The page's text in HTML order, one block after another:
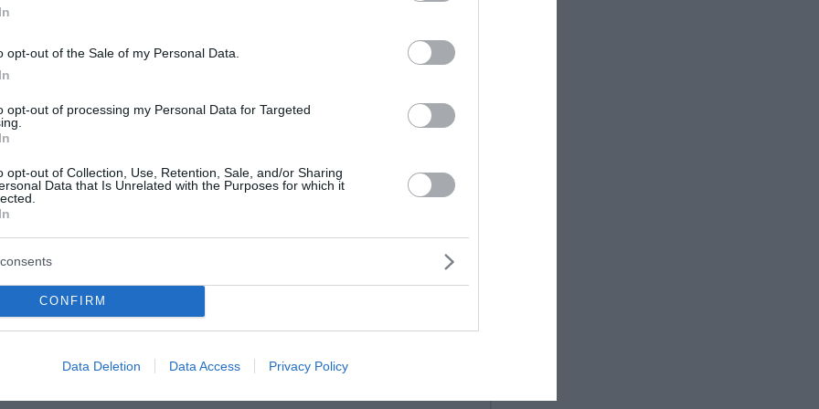
opt-out of the Sale of my Personal Data.
opt-out of processing my Personal Data for Targeted
opt-out of Collection, Use, Retention, Sale, and/or Sharing
Data that Is Unrelated with the Purposes for which it
CONFIRM
Data Deletion Data Access Privacy Policy
που προσφέρονται στη Συνδυασμένη Προσφορά σε €18,63
η ίδια στη Θεσμική Προσφορά και στην Ελληνική Δημόσια
Νέες Μετοχές.
Συνδυασμένης Προσφοράς αναμένεται να ανακοινωθούν στις
επίσης την πώληση, μέσω μίας ή περισσότερων
προκειμένου να καλυφθεί η υπερβάλλουσα ζήτηση που
της Συνδυασμένης Προσφοράς. Η τιμή πώλησης των εν λόγω
την εν λόγω πώληση προορίζονται να χρησιμοποιηθούν για
Προσφορά».
υποστήριξη της ανάπτυξης της ρυθμιζόμενης υποδομής